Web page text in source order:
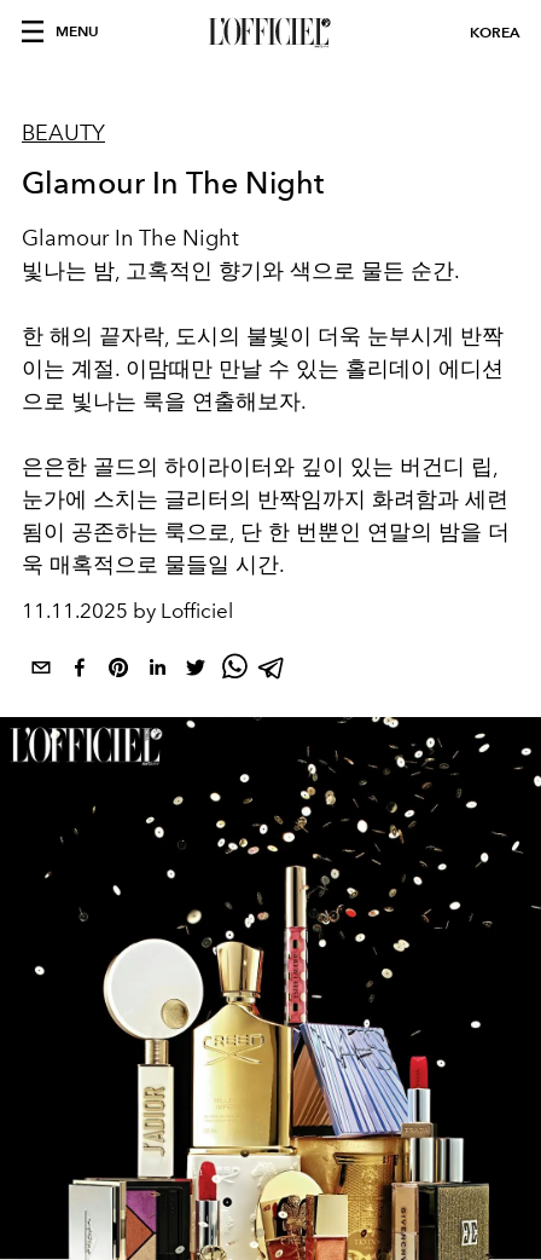
MENU KOREA
BEAUTY
Glamour In The Night
Glamour In The Night
빛나는 밤, 고혹적인 향기와 색으로 물든 순간.
한 해의 끝자락, 도시의 불빛이 더욱 눈부시게 반짝
이는 계절. 이맘때만 만날 수 있는 홀리데이 에디션
으로 빛나는 룩을 연출해보자.
은은한 골드의 하이라이터와 깊이 있는 버건디 립,
눈가에 스치는 글리터의 반짝임까지 화려함과 세련
됨이 공존하는 룩으로, 단 한 번뿐인 연말의 밤을 더
욱 매혹적으로 물들일 시간.
11.11.2025 by Lofficiel